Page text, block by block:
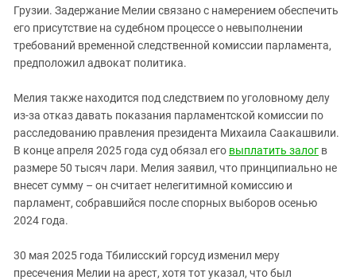
Грузии. Задержание Мелии связано с намерением обеспечить
его присутствие на судебном процессе о невыполнении
требований временной следственной комиссии парламента,
предположил адвокат политика.
Мелия также находится под следствием по уголовному делу
из-за отказ давать показания парламентской комиссии по
расследованию правления президента Михаила Саакашвили.
В конце апреля 2025 года суд обязал его выплатить залог в
размере 50 тысяч лари. Мелия заявил, что принципиально не
внесет сумму – он считает нелегитимной комиссию и
парламент, собравшийся после спорных выборов осенью
2024 года.
30 мая 2025 года Тбилисский горсуд изменил меру
пресечения Мелии на арест, хотя тот указал, что был